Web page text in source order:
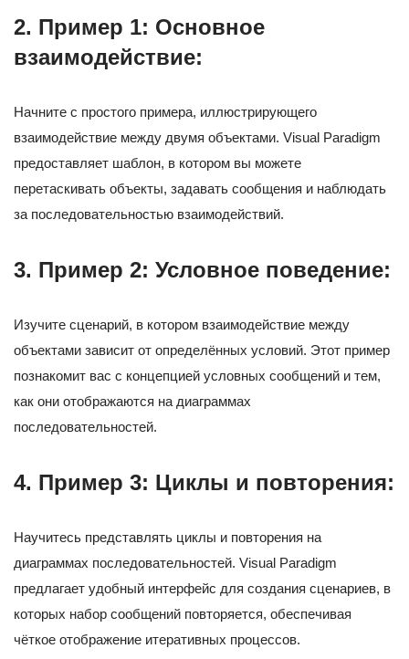
2. Пример 1: Основное
взаимодействие:
Начните с простого примера, иллюстрирующего
взаимодействие между двумя объектами. Visual Paradigm
предоставляет шаблон, в котором вы можете
перетаскивать объекты, задавать сообщения и наблюдать
за последовательностью взаимодействий.
3. Пример 2: Условное поведение:
Изучите сценарий, в котором взаимодействие между
объектами зависит от определённых условий. Этот пример
познакомит вас с концепцией условных сообщений и тем,
как они отображаются на диаграммах
последовательностей.
4. Пример 3: Циклы и повторения:
Научитесь представлять циклы и повторения на
диаграммах последовательностей. Visual Paradigm
предлагает удобный интерфейс для создания сценариев, в
которых набор сообщений повторяется, обеспечивая
чёткое отображение итеративных процессов.